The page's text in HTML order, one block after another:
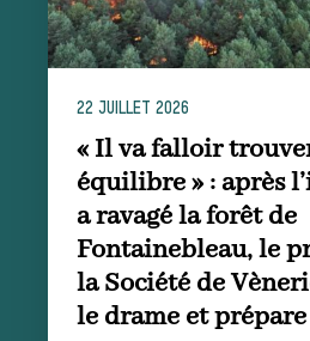
La trompe de
chasse
Les missions
22 JUILLET 2026
« Il va falloir
équilibre » : après
a ravagé la forêt de
Fontainebleau, le
la Société de
le drame et